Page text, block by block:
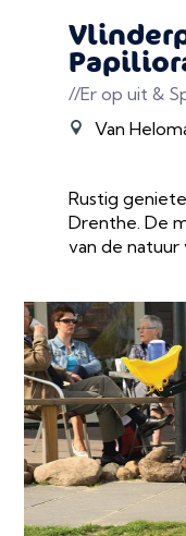
//Er op uit &
Van
Rustig
Drenthe. De
van de natuur